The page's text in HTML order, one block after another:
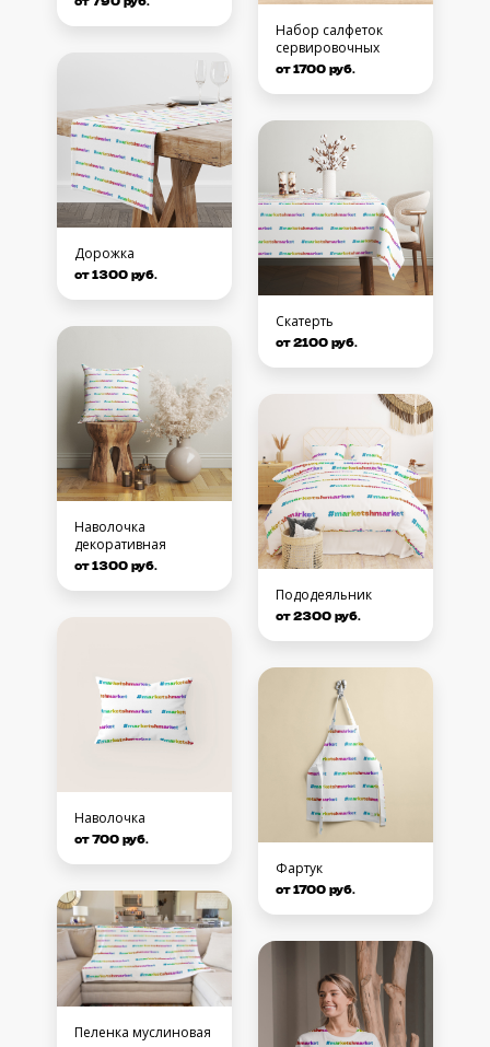
Дорожка
от 1300 руб.
Наволочка
декоративная
от 1300 руб.
Наволочка
от 700 руб.
Пеленка муслиновая
Набор салфеток
сервировочных
от 1700 руб.
Скатерть
от 2100 руб.
Пододеяльник
от 2300 руб.
Фартук
от 1700 руб.